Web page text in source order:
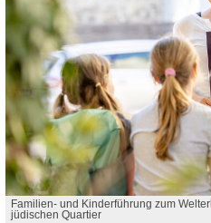
Familien- und Kinderführung zum
jüdischen Quartier